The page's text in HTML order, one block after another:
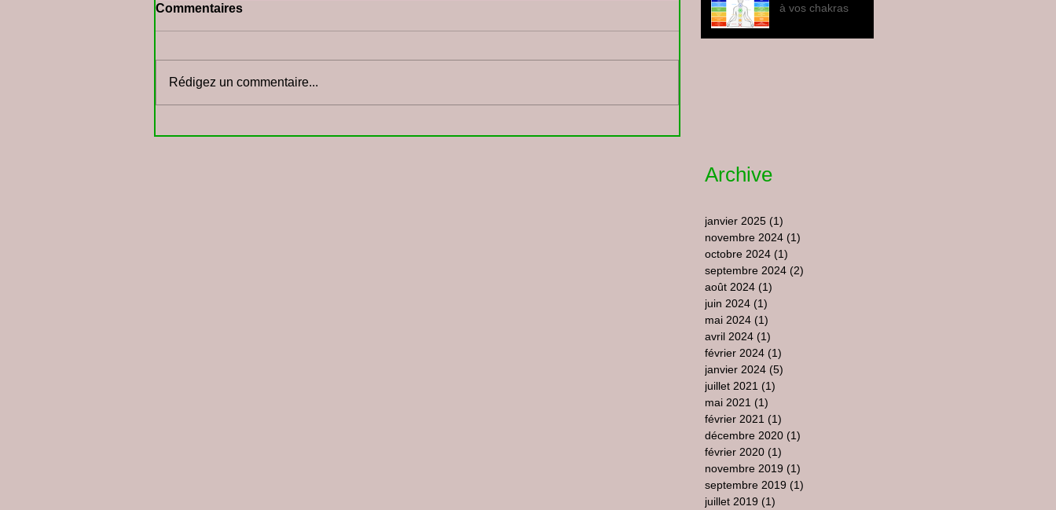
Commentaires
Rédigez un commentaire...
à vos chakras
Archive
janvier 2025 (1)
novembre 2024 (1)
octobre 2024 (1)
septembre 2024 (2)
août 2024 (1)
juin 2024 (1)
mai 2024 (1)
avril 2024 (1)
février 2024 (1)
janvier 2024 (5)
juillet 2021 (1)
mai 2021 (1)
février 2021 (1)
décembre 2020 (1)
février 2020 (1)
novembre 2019 (1)
septembre 2019 (1)
juillet 2019 (1)